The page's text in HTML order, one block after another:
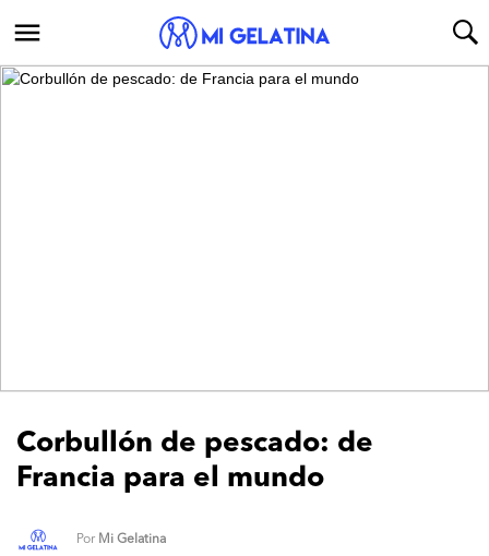
Corbullón de pescado: de
Francia para el mundo
Por Mi Gelatina